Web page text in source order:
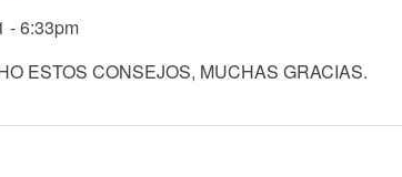
- 6:33pm
ESTOS CONSEJOS, MUCHAS GRACIAS.